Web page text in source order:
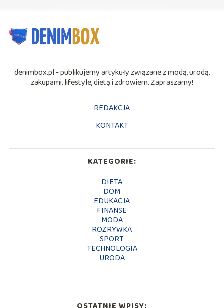
denimbox.pl - publikujemy artykuły związane z modą, urodą,
zakupami, lifestyle, dietą i zdrowiem. Zapraszamy!
REDAKCJA
KONTAKT
KATEGORIE:
DIETA
DOM
EDUKACJA
FINANSE
MODA
ROZRYWKA
SPORT
TECHNOLOGIA
URODA